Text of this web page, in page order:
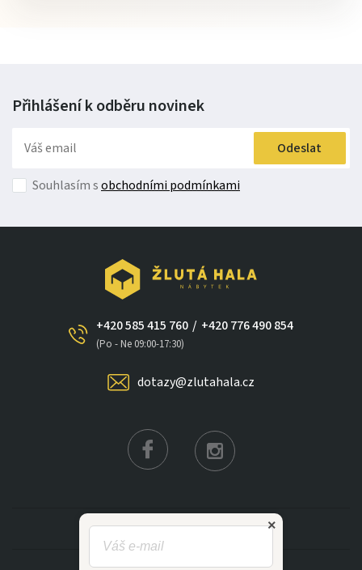
Přihlášení k odběru novinek
Odeslat
Souhlasím sobchodními podmínkami
+420 585 415 760
(Po - Ne 09:00-17:30)
/ +420 776 490 854
dotazy@zlutahala.cz
KATEGORIE ×